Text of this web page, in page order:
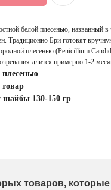
белой плесенью, названный
Традиционно Бри готовят
плесенью (Peniсillium
длится примерно 1-2
шайбы 130-150 гр
товаров, которые